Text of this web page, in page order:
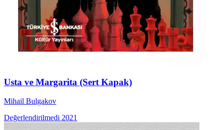
Usta ve Margarita (Sert Kapak)
Mihail Bulgakov
Değerlendirilmedi 2021